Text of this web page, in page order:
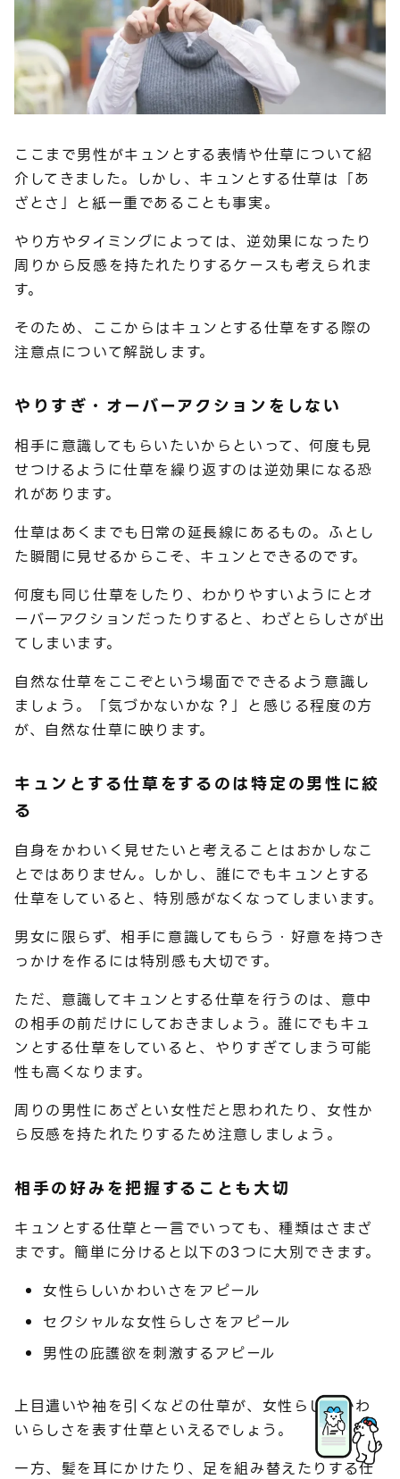
ここまで男性がキュンとする表情や仕草について紹
介してきました。しかし、キュンとする仕草は「あ
ざとさ」と紙一重であることも事実。
やり方やタイミングによっては、逆効果になったり
周りから反感を持たれたりするケースも考えられま
す。
そのため、ここからはキュンとする仕草をする際の
注意点について解説します。
やりすぎ・オーバーアクションをしない
相手に意識してもらいたいからといって、何度も見
せつけるように仕草を繰り返すのは逆効果になる恐
れがあります。
仕草はあくまでも日常の延長線にあるもの。ふとし
た瞬間に見せるからこそ、キュンとできるのです。
何度も同じ仕草をしたり、わかりやすいようにとオ
ーバーアクションだったりすると、わざとらしさが出
てしまいます。
自然な仕草をここぞという場面でできるよう意識し
ましょう。「気づかないかな？」と感じる程度の方
が、自然な仕草に映ります。
キュンとする仕草をするのは特定の男性に絞
る
自身をかわいく見せたいと考えることはおかしなこ
とではありません。しかし、誰にでもキュンとする
仕草をしていると、特別感がなくなってしまいます。
男女に限らず、相手に意識してもらう・好意を持つき
っかけを作るには特別感も大切です。
ただ、意識してキュンとする仕草を行うのは、意中
の相手の前だけにしておきましょう。誰にでもキュ
ンとする仕草をしていると、やりすぎてしまう可能
性も高くなります。
周りの男性にあざとい女性だと思われたり、女性か
ら反感を持たれたりするため注意しましょう。
相手の好みを把握することも大切
キュンとする仕草と一言でいっても、種類はさまざ
まです。簡単に分けると以下の3つに大別できます。
女性らしいかわいさをアピール
セクシャルな女性らしさをアピール
男性の庇護欲を刺激するアピール
上目遣いや袖を引くなどの仕草が、女性らしいかわ
いらしさを表す仕草といえるでしょう。
一方、髪を耳にかけたり、足を組み替えたりする仕